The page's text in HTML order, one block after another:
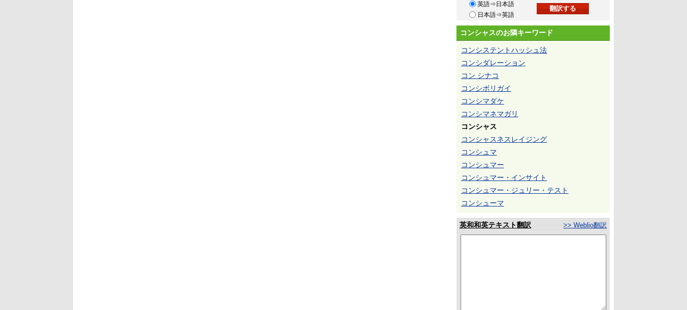
英語⇒日本語
日本語⇒英語
コンシャスのお隣キーワード
コンシステントハッシュ法
コンシダレーション
コン シナコ
コンシボリガイ
コンシマダケ
コンシマネマガリ
コンシャス
コンシャスネスレイジング
コンシュマ
コンシュマー
コンシュマー・インサイト
コンシュマー・ジュリー・テスト
コンシューマ
英和和英テキスト翻訳 >> Weblio翻訳